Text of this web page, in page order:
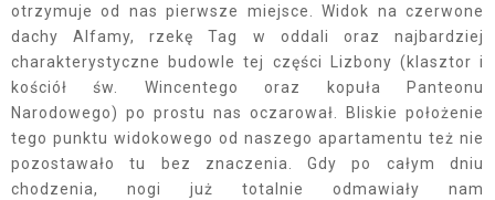
otrzymuje od nas pierwsze miejsce. Widok na czerwone
dachy Alfamy, rzekę Tag w oddali oraz najbardziej
charakterystyczne budowle tej części Lizbony (klasztor i
kościół św. Wincentego oraz kopuła Panteonu
Narodowego) po prostu nas oczarował. Bliskie położenie
tego punktu widokowego od naszego apartamentu też nie
pozostawało tu bez znaczenia. Gdy po całym dniu
chodzenia, nogi już totalnie odmawiały nam